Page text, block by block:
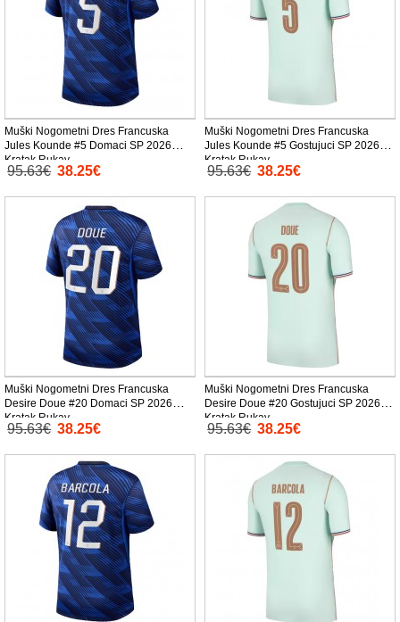
Muški Nogometni Dres Francuska
Jules Kounde #5 Domaci SP 2026
Kratak Rukav
95.63€ 38.25€
Muški Nogometni Dres Francuska
Jules Kounde #5 Gostujuci SP 2026
Kratak Rukav
95.63€ 38.25€
Muški Nogometni Dres Francuska
Desire Doue #20 Domaci SP 2026
Kratak Rukav
95.63€ 38.25€
Muški Nogometni Dres Francuska
Desire Doue #20 Gostujuci SP 2026
Kratak Rukav
95.63€ 38.25€